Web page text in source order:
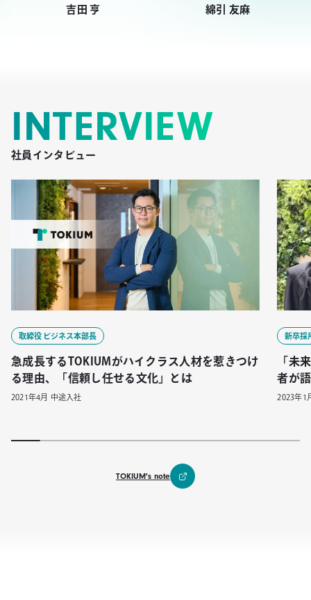
吉田 亨 綿引 友麻
INTERVIEW
社員インタビュー
取締役 ビジネス本部長
急成長するTOKIUMがハイクラス人材を惹きつけ
る理由、「信頼し任せる文化」とは
2021年4月 中途入社
新卒採
「未
者が
2023年1
TOKIUM's note